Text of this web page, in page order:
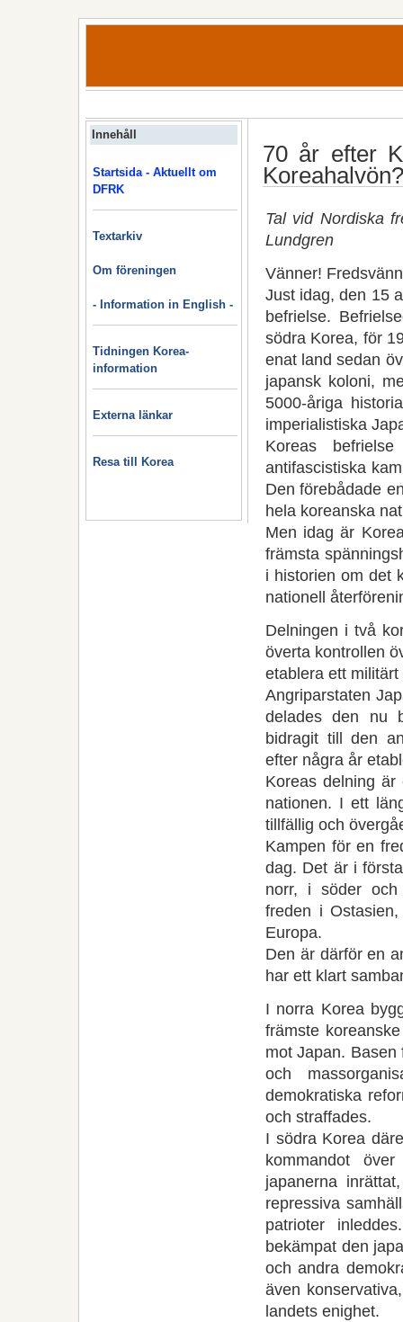
Innehåll
Startsida - Aktuellt om
DFRK
Textarkiv
Om föreningen
- Information in English -
Tidningen Korea-
information
Externa länkar
Resa till Korea
70 år efter
Koreahalvön?
Tal vid Nordiska
Lundgren
Vänner!
Just idag, den 15
befrielse.
södra Korea, för
enat land sedan
japansk koloni,
5000-åriga
imperialistiska
Koreas
antifascistiska
Den förebådade
hela koreanska
Men idag är
främsta
i historien om det
nationell
Delningen i två
överta kontrollen
etablera ett
Angriparstaten
delades den nu
bidragit till den
efter några år
Koreas delning
nationen. I ett
tillfällig och
Kampen för en
dag. Det är i
norr, i söder och
freden i
Europa.
Den är därför en
har ett klart
I norra Korea
främste
mot Japan.
och
demokratiska
och straffades.
I södra Korea
kommandot
japanerna
repressiva
patrioter
bekämpat den
och andra
även
landets enighet.